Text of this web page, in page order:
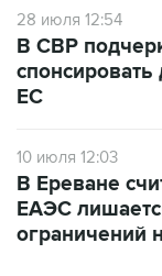
28 июля 12:54
В СВР
ЕС
10 июля 12:03
В Ереване
ЕАЭС
ограничений